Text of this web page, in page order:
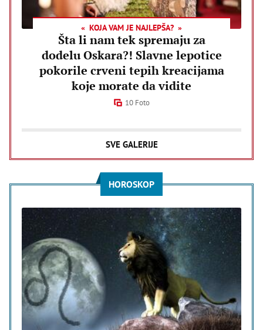
KOJA VAM JE NAJLEPŠA?
Šta li nam tek spremaju za
dodelu Oskara?! Slavne lepotice
pokorile crveni tepih kreacijama
koje morate da vidite
10 Foto
SVE GALERIJE
HOROSKOP